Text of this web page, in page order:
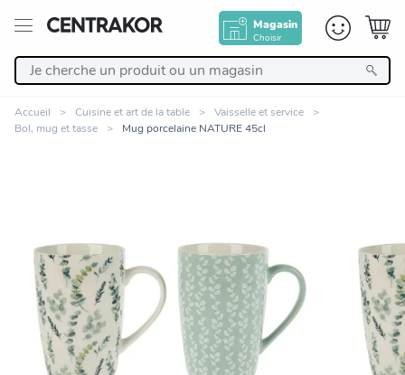
Magasin
Choisir
Linge de maison
Meuble
Cuisine et art de la table
Accueil Cuisine et art de la table
Vaisselle et service
Bol, mug et tasse
Mug porcelaine NATURE 45cl
Zoomer sur l'image